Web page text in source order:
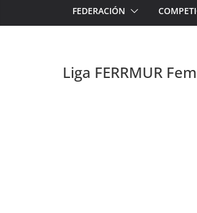
FEDERACIÓN
Liga FERRMUR